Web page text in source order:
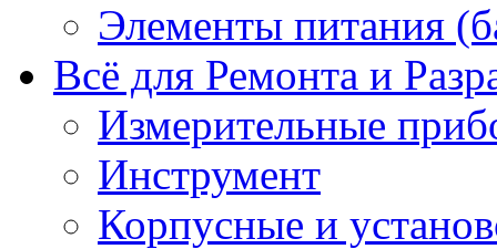
Элементы питания
Всё для Ремонта и
Измерительные
Инструмент
Корпусные и